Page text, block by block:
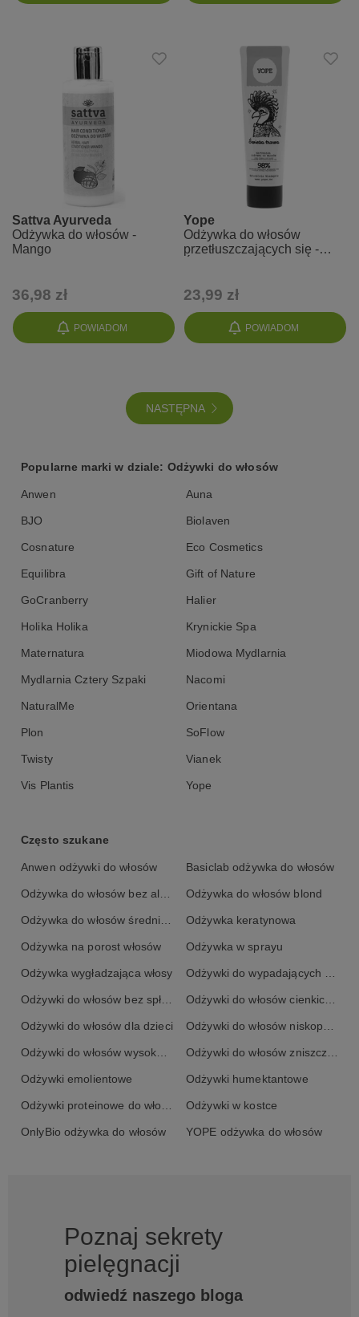
POWIADOM
Sattva Ayurveda
Odżywka do włosów -
Mango
36,98 zł
POWIADOM
Yope
Odżywka do włosów
przetłuszczających się -
23,99 zł
NASTĘPNA
Popularne marki w dziale: Odżywki do włosów
Anwen Auna
BJO Biolaven
Cosnature Eco Cosmetics
Equilibra Gift of Nature
GoCranberry Halier
Holika Holika Krynickie Spa
Maternatura Miodowa Mydlarnia
Mydlarnia Cztery Szpaki Nacomi
NaturalMe Orientana
Plon SoFlow
Twisty Vianek
Vis Plantis Yope
Często szukane
Anwen odżywki do włosów Basiclab odżywka do włosów
Odżywka do włosów bez alkoholu Odżywka do włosów blond
Odżywka do włosów średnioporowatych Odżywka keratynowa
Odżywka na porost włosów Odżywka w sprayu
Odżywka wygładzająca włosy Odżywki do wypadających włosów
Odżywki do włosów bez spłukiwania Odżywki do włosów cienkich i słabych
Odżywki do włosów dla dzieci Odżywki do włosów niskoporowatych
Odżywki do włosów wysokoporowatych Odżywki do włosów zniszczonych
Odżywki emolientowe Odżywki humektantowe
Odżywki proteinowe do włosów Odżywki w kostce
OnlyBio odżywka do włosów YOPE odżywka do włosów
Poznaj sekrety
pielęgnacji
odwiedź naszego bloga